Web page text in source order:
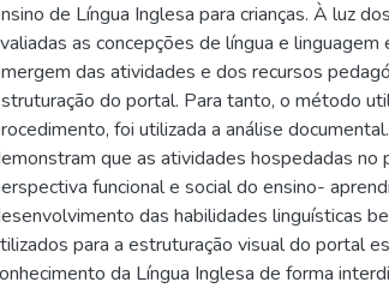
de Língua Inglesa para crianças. À luz
as concepções de língua e
das atividades e dos recursos
do portal. Para tanto, o método
foi utilizada a análise
que as atividades hospedadas no
funcional e social do ensino-
das habilidades linguísticas
para a estruturação visual do portal
da Língua Inglesa de forma